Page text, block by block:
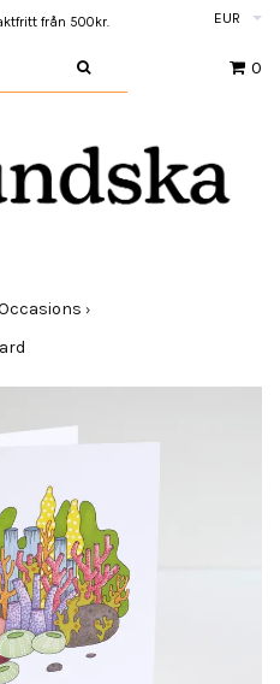
från 500kr. EUR
0
›